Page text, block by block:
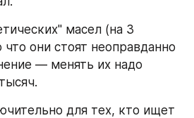
масел (на 3
что они стоят неоправданно
— менять их надо
для тех, кто ищет